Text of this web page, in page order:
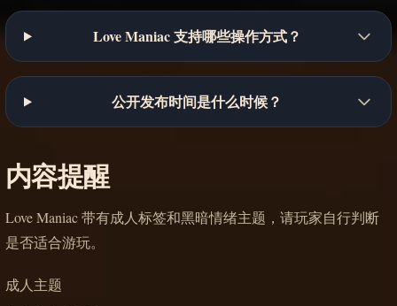
Love Maniac 支持哪些操作方式？
公开发布时间是什么时候？
内容提醒
Love Maniac 带有成人标签和黑暗情绪主题，请玩家自行判断
是否适合游玩。
成人主题